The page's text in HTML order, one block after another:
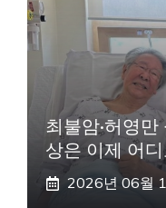
최불암·허영만
상은 이제 어
2026년 06월